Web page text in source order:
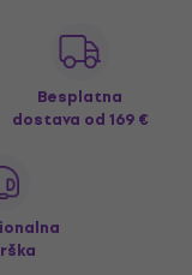
Besplatna
dostava od 169 €